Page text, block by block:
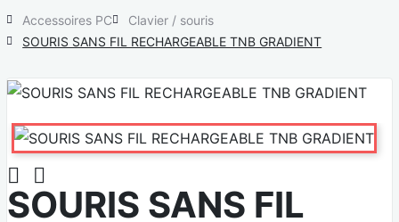
Accessoires PC
Clavier / souris
SOURIS SANS FIL RECHARGEABLE TNB GRADIENT
 
SOURIS SANS FIL